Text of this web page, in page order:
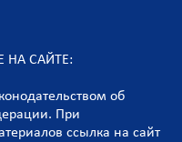
НА САЙТЕ:
об
При
ссылка на сайт